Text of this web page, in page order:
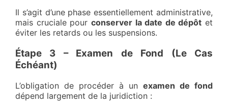
Il s’agit d’une phase essentiellement administrative,
mais cruciale pour conserver la date de dépôt et
éviter les retards ou les suspensions.
Étape 3 – Examen de Fond (Le Cas
Échéant)
L’obligation de procéder à un examen de fond
dépend largement de la juridiction :